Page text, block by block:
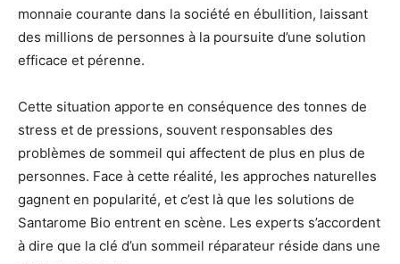
monnaie courante dans la société en ébullition, laissant
des millions de personnes à la poursuite d’une solution
efficace et pérenne.
Cette situation apporte en conséquence des tonnes de
stress et de pressions, souvent responsables des
problèmes de sommeil qui affectent de plus en plus de
personnes. Face à cette réalité, les approches naturelles
gagnent en popularité, et c’est là que les solutions de
Santarome Bio entrent en scène. Les experts s’accordent
à dire que la clé d’un sommeil réparateur réside dans une